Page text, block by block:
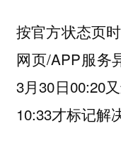
按官方状态页
网页/APP服务
3月30日00:20
10:33才标记解